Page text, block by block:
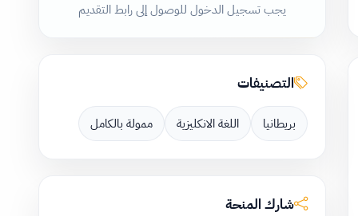
يجب تسجيل الدخول للوصول إلى رابط التقديم
التصنيفات
بريطانيا اللغة الانكليزية ممولة بالكامل
شارك المنحة